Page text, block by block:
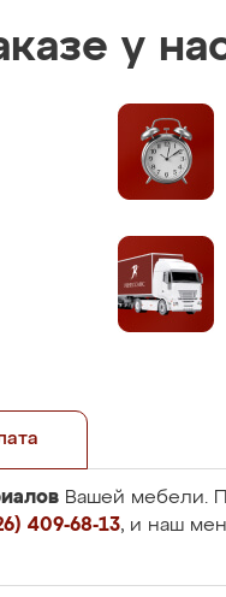
у
Вашей мебели.
409-68-13, и наш